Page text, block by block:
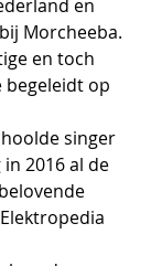
en
Morcheeba.
en toch
begeleidt op
singer
2016 al de